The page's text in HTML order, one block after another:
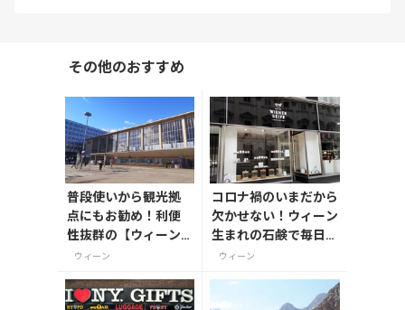
その他のおすすめ
普段使いから観光拠
点にもお勧め！利便
性抜群の【ウィーン
西駅】
ウィーン
コロナ禍のいまだから
欠かせない！ウィーン
生まれの石鹸で毎日清
潔に！
ウィーン